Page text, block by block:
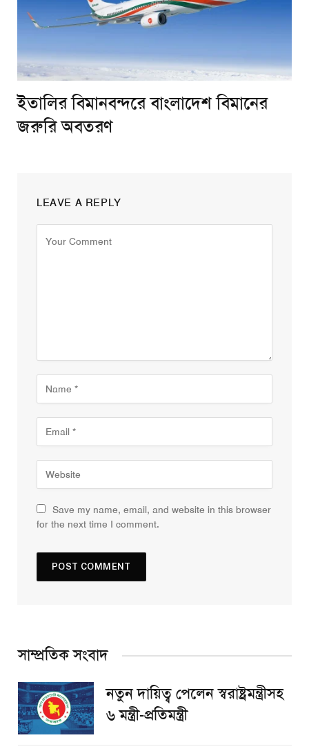
ইতালির বিমানবন্দরে বাংলাদেশ বিমানের
জরুরি অবতরণ
LEAVE A REPLY
Save my name, email, and website in this browser
for the next time I comment.
সাম্প্রতিক সংবাদ
নতুন দায়িত্ব পেলেন স্বরাষ্ট্রমন্ত্রীসহ
৬ মন্ত্রী-প্রতিমন্ত্রী